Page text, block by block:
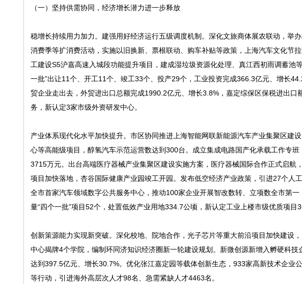
（一）坚持供需协同，经济增长潜力进一步释放
稳增长持续用力加力。建强用好经济运行五级调度机制。深化文旅商体展农联动，举
消费季等扩消费活动，实施以旧换新、票根联动、购车补贴等政策，上海汽车文化节
工建设S5沪嘉高速入城段功能提升项目，建成湿垃圾资源化处理、真江西初雨调蓄池
一批”出让11个、开工11个、竣工33个、投产29个，工业投资完成366.3亿元、增长
贸企业走出去，外贸进出口总额完成1990.2亿元、增长3.8%，嘉定综保区保税进出
务，新认定3家市级外资研发中心。
产业体系现代化水平加快提升。市区协同推进上海智能网联新能源汽车产业集聚区建
心等高能级项目，醇氢汽车示范运营数达到300台。成立集成电路国产化承载工作专
3715万元。出台高端医疗器械产业集聚区建设实施方案，医疗器械国际合作正式启
项目加快落地，杏谷国际健康产业园竣工开园。发布低空经济产业政策，引进27个人
全市首家汽车领域数字公共服务中心，推动100家企业开展智改数转、立项数全市第
量“四个一批”项目52个，处置低效产业用地334.7公顷，新认定工业上楼市级优质项目
创新策源能力实现新突破。深化校地、院地合作，光子芯片等重大前沿项目加快建设
中心揭牌4个学院，编制环同济知识经济圈新一轮建设规划。新微创源新增入孵硬科
达到397.5亿元、增长30.7%。优化张江嘉定园等载体创新生态，933家高新技术企业
等行动，引进海外高层次人才98名、急需紧缺人才4463名。